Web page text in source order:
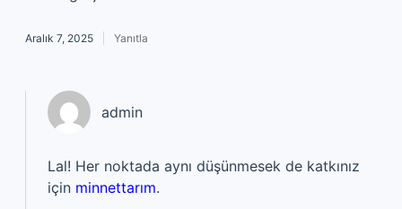
Aralık 7, 2025 Yanıtla
admin
Lal! Her noktada aynı düşünmesek de katkınız
için minnettarım.